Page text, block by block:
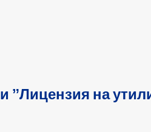
ˮЛицензия на